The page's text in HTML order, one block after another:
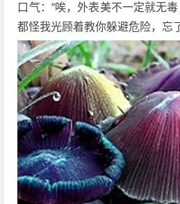
口气：“唉，外表美不一定就无
都怪我光顾着教你躲避危险，忘